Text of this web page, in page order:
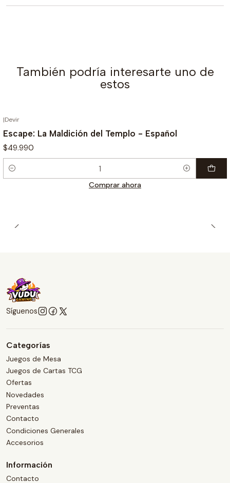
También podría interesarte uno de
estos
|Devir
Escape: La Maldición del Templo - Español
$49.990
Cantidad
Comprar ahora
Síguenos
Categorías
Juegos de Mesa
Juegos de Cartas TCG
Ofertas
Novedades
Preventas
Contacto
Condiciones Generales
Accesorios
Información
Contacto